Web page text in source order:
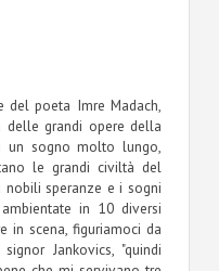
poeta Imre Madach,
grandi opere della
un sogno molto lungo,
le grandi civiltà del
speranze e i sogni
in 10 diversi
in scena, figuriamoci da
Jankovics, "quindi